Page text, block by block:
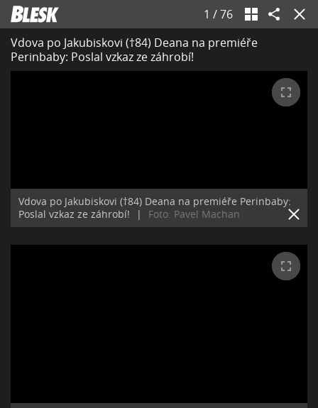
1 /76
Vdova po Jakubiskovi (†84) Deana na premiéře
Perinbaby: Poslal vzkaz ze záhrobí!
Vdova po Jakubiskovi (†84) Deana na premiéře Perinbaby:
Poslal vzkaz ze záhrobí!
| Foto: Pavel Machan